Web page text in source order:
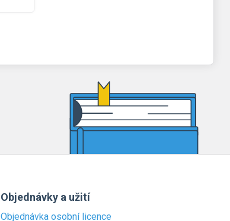
Objednávky a užití
Objednávka osobní licence